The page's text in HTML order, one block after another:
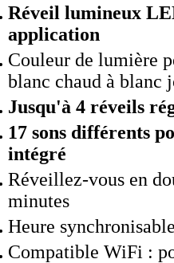
Réveil lumineux
application
Couleur de lumière
blanc chaud à blanc
Jusqu'à 4 réveils
17 sons différents
intégré
Réveillez-vous en
minutes
Heure
Compatible WiFi :